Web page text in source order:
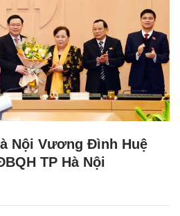
Nội Vương Đình Huệ
TP Hà Nội